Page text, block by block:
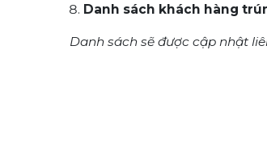
Danh sách khách hàng
Danh sách sẽ được cập nhật